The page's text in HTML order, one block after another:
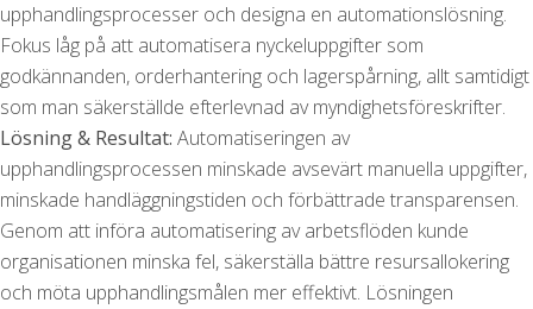
upphandlingsprocesser och designa en automationslösning.
Fokus låg på att automatisera nyckeluppgifter som
godkännanden, orderhantering och lagerspårning, allt samtidigt
som man säkerställde efterlevnad av myndighetsföreskrifter.
Lösning & Resultat: Automatiseringen av
upphandlingsprocessen minskade avsevärt manuella uppgifter,
minskade handläggningstiden och förbättrade transparensen.
Genom att införa automatisering av arbetsflöden kunde
organisationen minska fel, säkerställa bättre resursallokering
och möta upphandlingsmålen mer effektivt. Lösningen